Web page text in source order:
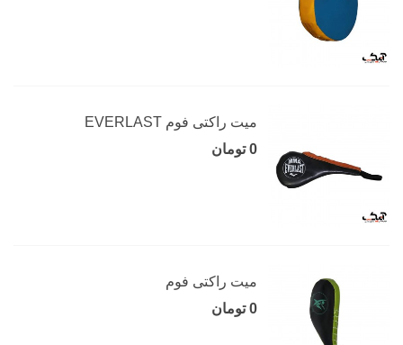
میت راکتی فوم EVERLAST
0 تومان
میت راکتی فوم
0 تومان